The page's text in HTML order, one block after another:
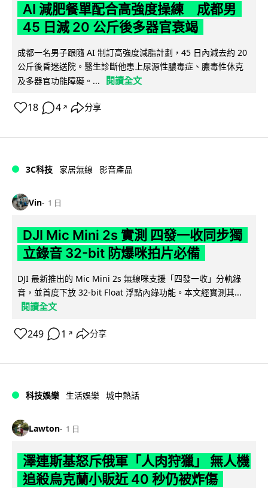
AI 減肥餐單配合高強度操練 成都男
45 日減 20 公斤後多器官衰竭
成都一名男子跟隨 AI 制訂高強度減脂計劃，45 日內減去約 20
公斤後昏迷送院。醫生診斷他患上尿源性膿毒症、膿毒性休克
及多器官功能障礙。...
閱讀全文
18 4 ↗ 分享
3C科技 家居無線 影音產品
Vin 1 日
DJI Mic Mini 2s 實測 四發一收同步獨
立錄音 32-bit 防爆咪拍片必備
DJI 最新推出的 Mic Mini 2s 無線咪支援「四發一收」分軌錄
音，並首度下放 32-bit Float 浮點內錄功能。本文經實測其...
閱讀全文
249 1 ↗ 分享
科技娛樂 生活娛樂 城中熱話
Lawton 1 日
澤連斯基怒斥俄軍「人肉狩獵」 無人機
追殺烏克蘭小販近 40 秒仍被炸傷